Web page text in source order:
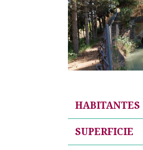
HABITANTES
SUPERFICIE